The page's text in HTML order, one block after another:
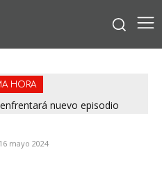
HORA
nuevo episodio
16 mayo 2024